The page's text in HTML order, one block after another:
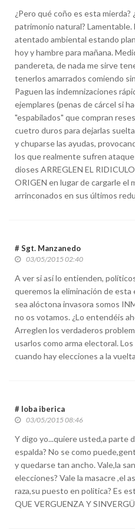
¿Pero qué coño es esta
patrimonio natural? Lamentable.
atentado ambiental estando
hoy y hambre para mañana.
pandereta, de nada me sirve
tenerlos amarrados comiendo
Paguen las indemnizaciones
ejemplares (penas de cárcel si
"espabilados" que compran
cuetro duros para dejarlas
y chuparse las ayudas,
los que realmente sufren
dioses ARREGLEN EL
ORIGEN en lugar de cargarle el
arrinconados en sus últimos
# Sgt. Manzanedo
03/05/2015 02:40
A ver si así lo entienden,
queremos la eliminación de
sea alóctona invasora somos
no os votamos. ¿Lo entendéis
Arreglen los verdaderos
usarlos como arma electoral.
cuando hay elecciones a la
# loba iberica
03/05/2015 08:46
Y digo yo...quiere usted,a parte
espalda? No se como
y quedarse tan ancho. Vale,la
elecciones? Vale la masacre ,el
raza,su puesto en politica? Es
QUE VERGUENZA Y